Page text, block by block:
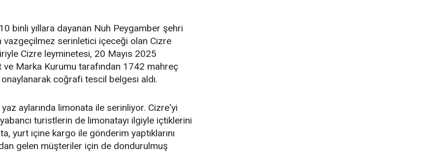
binli yıllara dayanan Nuh Peygamber şehri
vazgeçilmez serinletici içeceği olan Cizre
Cizre leyminetesi, 20 Mayıs 2025
Marka Kurumu tarafından 1742 mahreç
coğrafi tescil belgesi aldı.
yaz aylarında limonata ile serinliyor. Cizre'yi
turistlerin de limonatayı ilgiyle içtiklerini
yurt içine kargo ile gönderim yaptıklarını
gelen müşteriler için de dondurulmuş